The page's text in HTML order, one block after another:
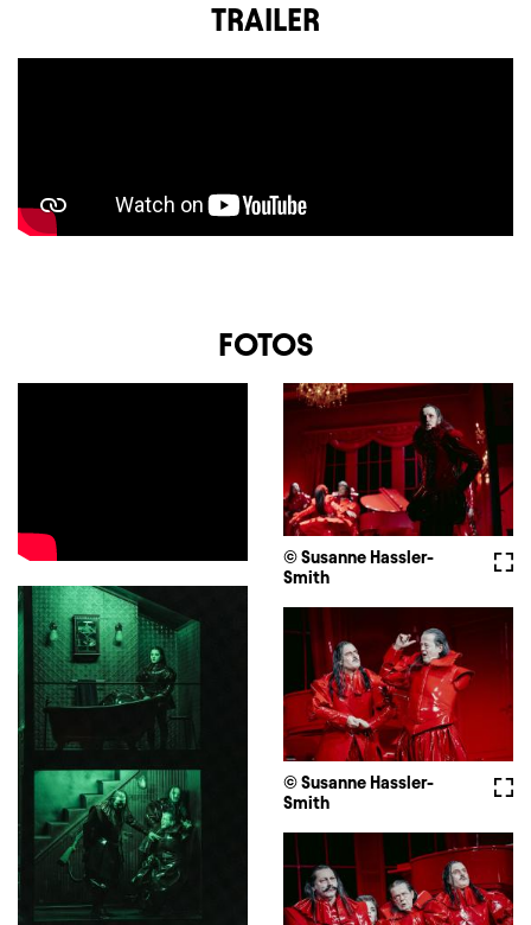
TRAILER
FOTOS
© Susanne Hassler-
Smith
© Susanne Hassler-
Smith